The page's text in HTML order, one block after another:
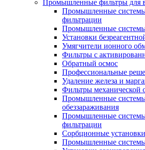
Промышленные фильтры для
Промышленные
фильтрации
Промышленные
Установки
Умягчители ионного
Фильтры с
Обратный осмос
Профессиональные
Удаление железа и
Фильтры механической
Промышленные
обеззараживания
Промышленные системы
фильтрации
Сорбционные
Промышленные системы